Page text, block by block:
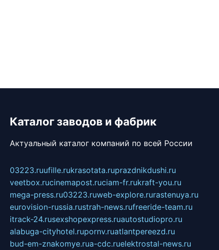
Каталог заводов и фабрик
Актуальный каталог компаний по всей России
03223.ruufille.rukrasotata.ruprazdnikdushi.ru
veetbox.rucinemapost.ruciam-fr.rukraft-you.ru
mega-press.ru03223.ruweb-explore.rurastenuya.ru
eurovision-russia.rustrah-news.rufreeride-team.ru
itrack-24.rusexshopexpress.ruautostudiopro.ru
alabuga-cityhotel.rupornv.ruatlantpereezd.ru
bud-em-znakomye.rua-cdc.ruelektrostal-news.ru